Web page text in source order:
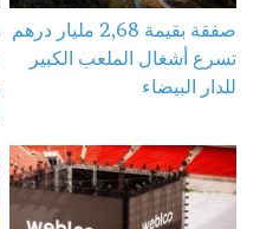
صفقة بقيمة 2,68 مليار درهم
تسرع أشغال الملعب الكبير
للدار البيضاء